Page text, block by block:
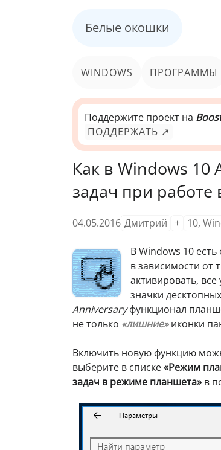
Белые окошки
WINDOWS ПРОГРАММЫ
Поддержите проект на
ПОДДЕРЖАТЬ ↗
Как в Windows 10
задач при
04.05.2016 Дмитрий + 10,
ВWindows 10
в зависимости от
активировать,
значки
Anniversaryфункционал
не только «лишние»иконки
Включить новую функцию
выберите в списке«Режим
задач в режиме планшета» в